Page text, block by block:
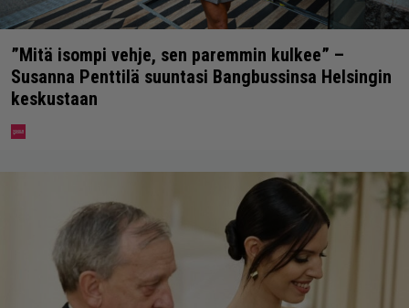
”Mitä isompi vehje, sen paremmin kulkee” –
Susanna Penttilä suuntasi Bangbussinsa Helsingin
keskustaan